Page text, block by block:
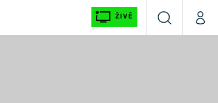
ŽIVĚ
VyhledáváníMůj